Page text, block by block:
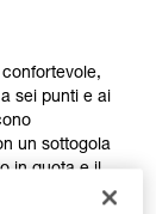
confortevole,
sei punti e ai
un sottogola
in quota e il